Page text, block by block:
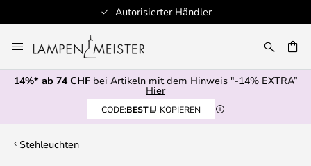
Autorisierter Händler
Inhalt
springen
14%* ab 74 CHFbei Artikeln mit dem Hinweis "-14% EXTRA”
Hier
CODE:BEST KOPIEREN
Stehleuchten